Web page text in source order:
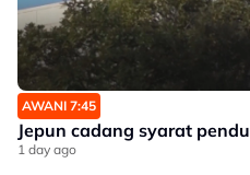
AWANI 7:45
Jepun cadang syarat
1 day ago